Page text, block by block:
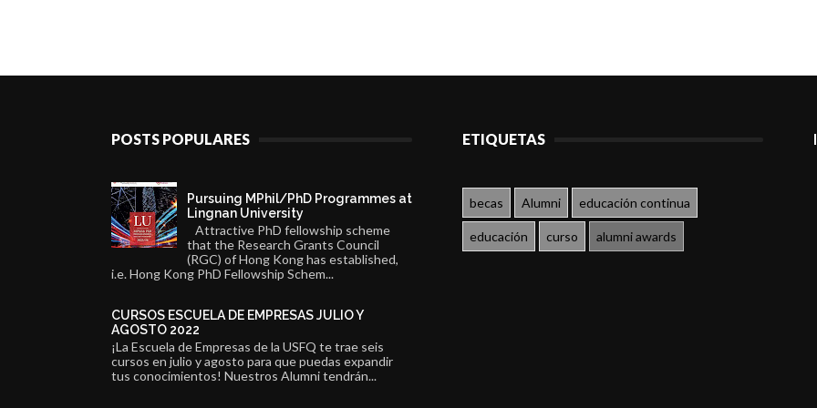
POSTS POPULARES
Pursuing MPhil/PhD Programmes at
Lingnan University
Attractive PhD fellowship scheme
that the Research Grants Council
(RGC) of Hong Kong has established,
i.e. Hong Kong PhD Fellowship Schem...
CURSOS ESCUELA DE EMPRESAS JULIO Y
AGOSTO 2022
¡La Escuela de Empresas de la USFQ te trae seis
cursos en julio y agosto para que puedas expandir
tus conocimientos! Nuestros Alumni tendrán...
ETIQUETAS
becas Alumni educación continua
educación curso alumni awards